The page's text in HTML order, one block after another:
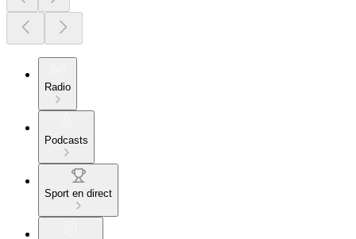
Radio
Podcasts
Sport en direct